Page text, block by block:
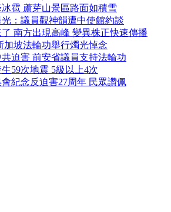
雹 蘆芽山景區路面如積雪
：議員觀神韻遭中使館約談
南方出現高峰 變異株正快速傳播
加坡法輪功舉行燭光悼念
迫害 前安省議員支持法輪功
59次地震 5級以上4次
紀念反迫害27周年 民眾讚佩